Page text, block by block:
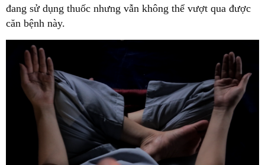
đang sử dụng thuốc nhưng vẫn không thể vượt qua được
căn bệnh này.